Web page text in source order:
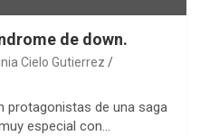
de down.
Cielo Gutierrez
protagonistas de una saga
especial con…